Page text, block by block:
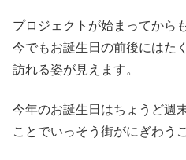
プロジェクトが始まってから
今でもお誕生日の前後にはた
訪れる姿が見えます。
今年のお誕生日はちょうど週
ことでいっそう街がにぎわう